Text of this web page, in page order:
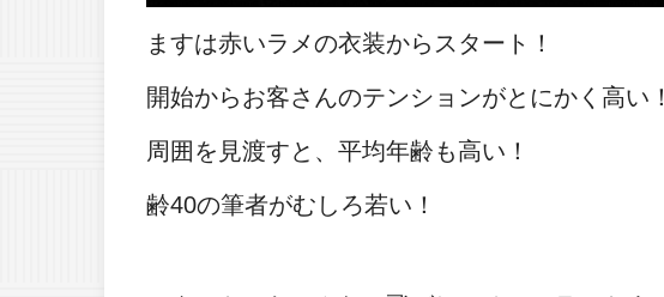
ますは赤いラメの衣装からスタート！
開始からお客さんのテンションがとにかく高い！
周囲を見渡すと、平均年齢も高い！
齢40の筆者がむしろ若い！